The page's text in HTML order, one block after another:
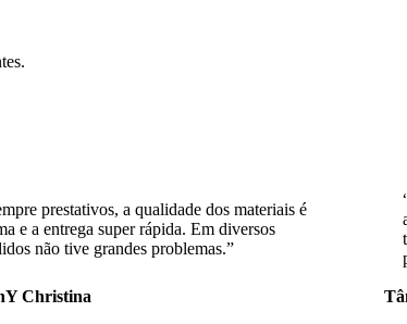
prestativos, a qualidade dos materiais é
e a entrega super rápida. Em diversos
não tive grandes problemas.”
Christina